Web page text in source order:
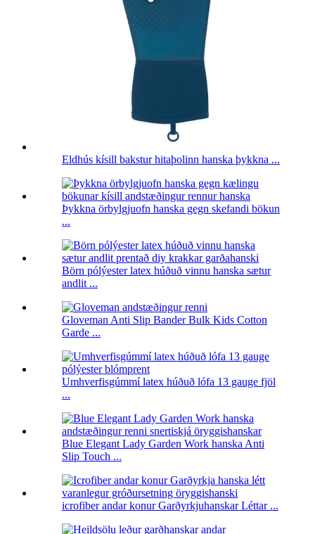
Eldhús kísill bakstur hitaþolinn hanska þykkna ...
Þykkna örbylgjuofn hanska gegn skefandi bökun
...
Börn pólýester latex húðuð vinnu hanska sætur
andlit ...
Gloveman Anti Slip Bander Bulk Kids Cotton
Garde ...
Umhverfisgúmmí latex húðuð lófa 13 gauge fjöl
...
Blue Elegant Lady Garden Work hanska Anti
Slip Touch ...
icrofiber andar konur Garðyrkjuhanskar Léttar ...